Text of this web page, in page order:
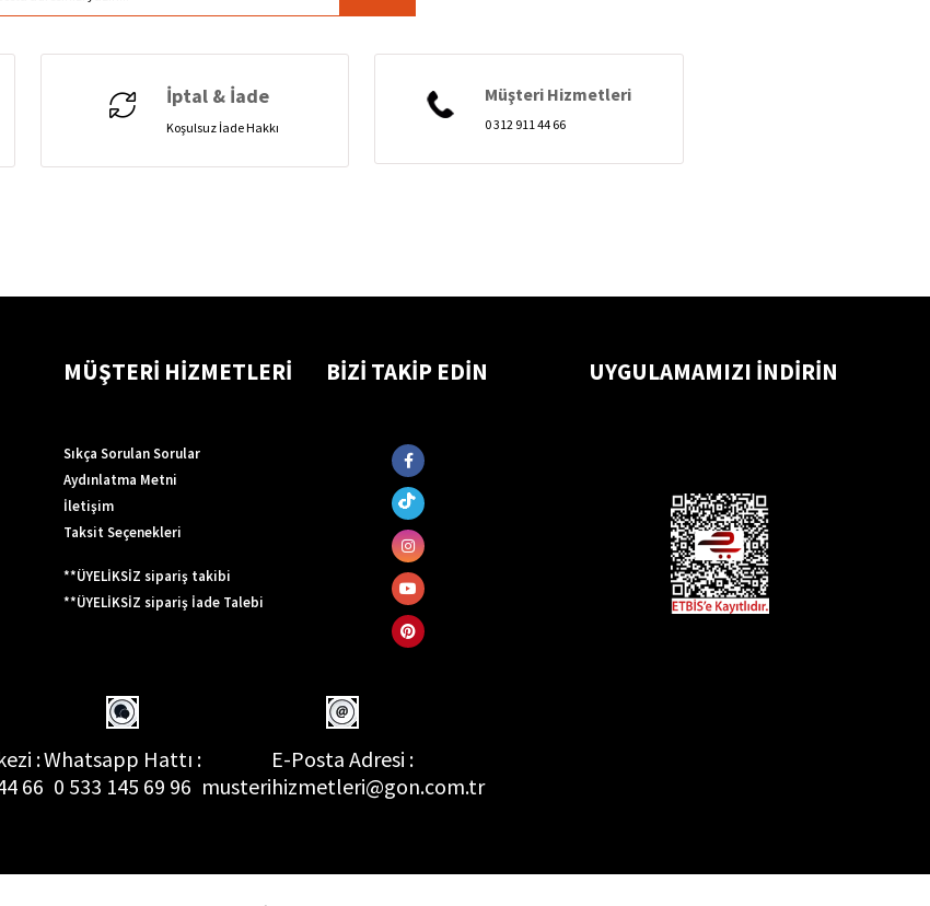
İptal & İade
Koşulsuz İade Hakkı
Müşteri Hizmetleri
0 312 911 44 66
MÜŞTERİ HİZMETLERİ
Sıkça Sorulan Sorular
Aydınlatma Metni
İletişim
Taksit Seçenekleri
**ÜYELİKSİZ sipariş takibi
**ÜYELİKSİZ sipariş İade Talebi
BİZİ TAKİP EDİN UYGULAMAMIZI İNDİRİN
:
66
Whatsapp Hattı :
0 533 145 69 96
E-Posta Adresi :
musterihizmetleri@gon.com.tr